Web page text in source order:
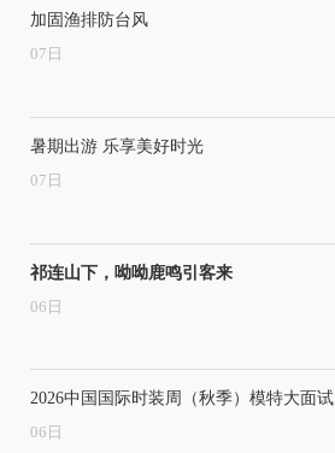
加固渔排防台风
07 日
暑期出游 乐享美好时光
07 日
祁连山下，呦呦鹿鸣引客来
06 日
2026中国国际时装周（秋季）模特大面试
06 日